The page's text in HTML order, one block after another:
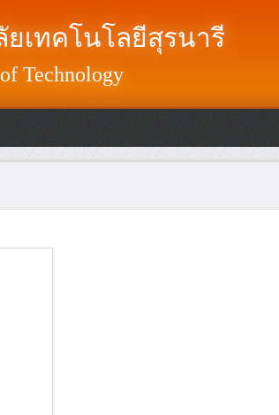
เทคโนโลยีสุรนารี
Technology